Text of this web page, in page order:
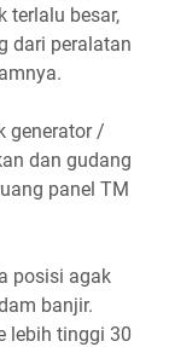
terlalu besar,
dari peralatan
generator /
dan gudang
panel TM
posisi agak
banjir.
lebih tinggi 30